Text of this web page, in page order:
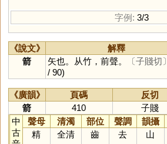
字例: 3/3
《說文》 解釋
箭
矢也。从竹，前聲。 〔子賤切〕
/ 90)
《廣韻》 頁碼 反切
箭
410
子賤
中
古
聲母 清濁 部位 聲調 韻攝
精
全清 齒 去 山